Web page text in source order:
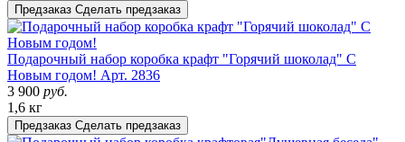
Предзаказ Сделать предзаказ
Подарочный набор коробка крафт "Горячий шоколад" С
Новым годом! Арт. 2836
3 900 руб.
1,6 кг
Предзаказ Сделать предзаказ